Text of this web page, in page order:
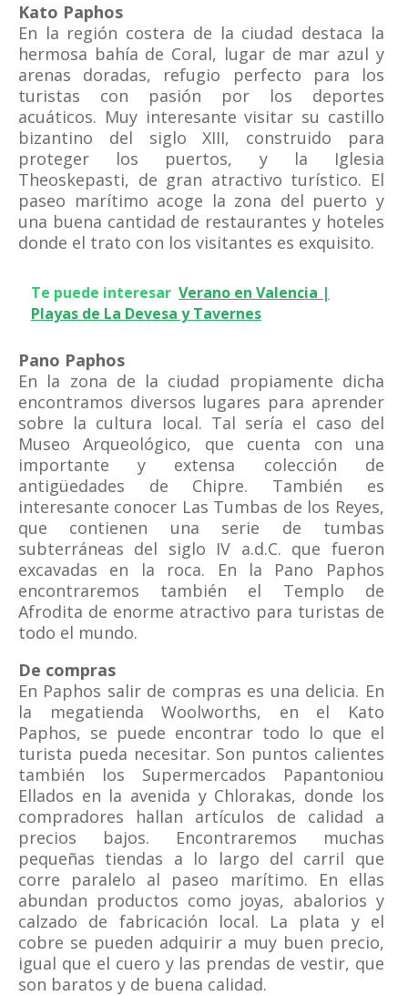
Kato Paphos
En la región costera de la ciudad destaca la
hermosa bahía de Coral, lugar de mar azul y
arenas doradas, refugio perfecto para los
turistas con pasión por los deportes
acuáticos. Muy interesante visitar su castillo
bizantino del siglo XIII, construido para
proteger los puertos, y la Iglesia
Theoskepasti, de gran atractivo turístico. El
paseo marítimo acoge la zona del puerto y
una buena cantidad de restaurantes y hoteles
donde el trato con los visitantes es exquisito.
Te puede interesar Verano en Valencia |
Playas de La Devesa y Tavernes
Pano Paphos
En la zona de la ciudad propiamente dicha
encontramos diversos lugares para aprender
sobre la cultura local. Tal sería el caso del
Museo Arqueológico, que cuenta con una
importante y extensa colección de
antigüedades de Chipre. También es
interesante conocer Las Tumbas de los Reyes,
que contienen una serie de tumbas
subterráneas del siglo IV a.d.C. que fueron
excavadas en la roca. En la Pano Paphos
encontraremos también el Templo de
Afrodita de enorme atractivo para turistas de
todo el mundo.
De compras
En Paphos salir de compras es una delicia. En
la megatienda Woolworths, en el Kato
Paphos, se puede encontrar todo lo que el
turista pueda necesitar. Son puntos calientes
también los Supermercados Papantoniou
Ellados en la avenida y Chlorakas, donde los
compradores hallan artículos de calidad a
precios bajos. Encontraremos muchas
pequeñas tiendas a lo largo del carril que
corre paralelo al paseo marítimo. En ellas
abundan productos como joyas, abalorios y
calzado de fabricación local. La plata y el
cobre se pueden adquirir a muy buen precio,
igual que el cuero y las prendas de vestir, que
son baratos y de buena calidad.